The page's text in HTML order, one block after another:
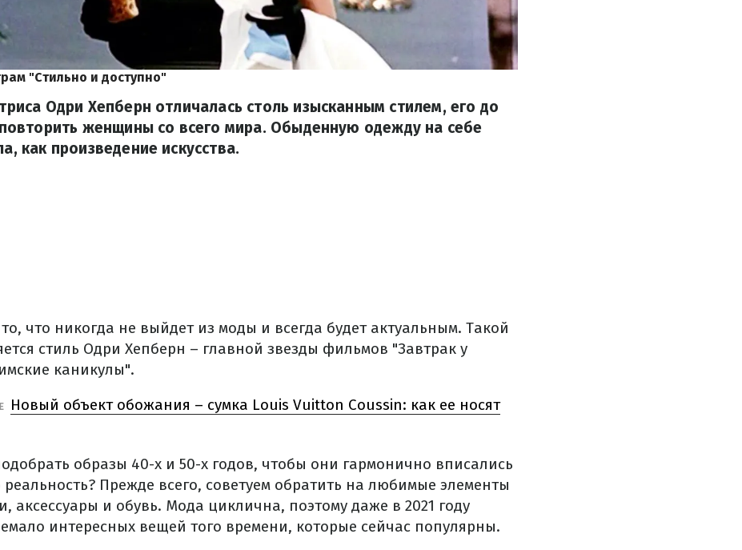
"Стильно и доступно"
Одри Хепберн отличалась столь изысканным стилем, его до
женщины со всего мира. Обыденную одежду на себе
как произведение искусства.
то, что никогда не выйдет из моды и всегда будет актуальным. Такой
стиль Одри Хепберн – главной звезды фильмов "Завтрак у
каникулы".
Новый объект обожания – сумка Louis Vuitton Coussin: как ее носят
образы 40-х и 50-х годов, чтобы они гармонично вписались
Прежде всего, советуем обратить на любимые элементы
аксессуары и обувь. Мода циклична, поэтому даже в 2021 году
интересных вещей того времени, которые сейчас популярны.